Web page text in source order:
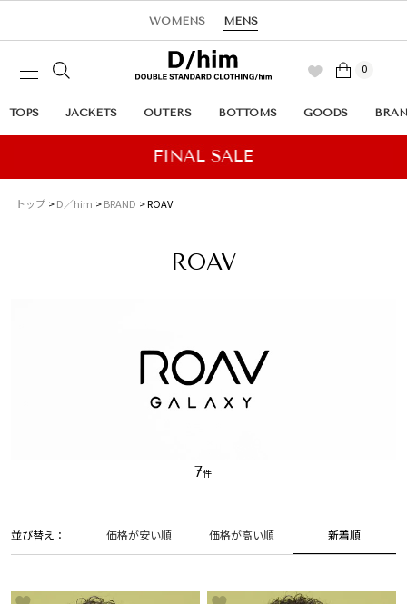
WOMENS MENS
0
TOPS JACKETS OUTERS BOTTOMS GOODS
トップ D／him BRAND ROAV
ROAV
並び替え 価格が安い順 価格が高い順 新着順
7